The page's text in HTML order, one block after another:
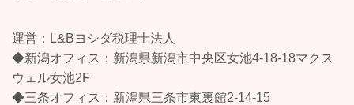
運営：L&Bヨシダ税理士法人
◆新潟オフィス：新潟県新潟市中央区女池4-18-18マクス
ウェル女池2F
◆三条オフィス：新潟県三条市東裏館2-14-15